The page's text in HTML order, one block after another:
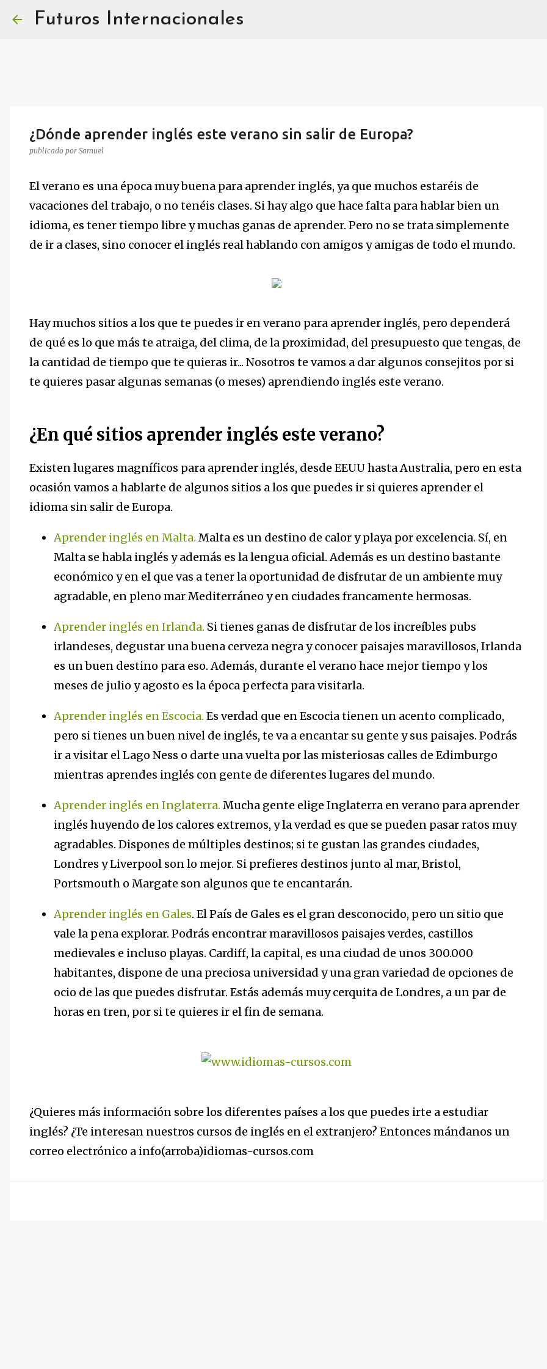
Futuros Internacionales
¿Dónde aprender inglés este verano sin salir de Europa?
publicado por Samuel
El verano es una época muy buena para aprender inglés, ya que muchos estaréis de
vacaciones del trabajo, o no tenéis clases. Si hay algo que hace falta para hablar bien un
idioma, es tener tiempo libre y muchas ganas de aprender. Pero no se trata simplemente
de ir a clases, sino conocer el inglés real hablando con amigos y amigas de todo el mundo.
Hay muchos sitios a los que te puedes ir en verano para aprender inglés, pero dependerá
de qué es lo que más te atraiga, del clima, de la proximidad, del presupuesto que tengas, de
la cantidad de tiempo que te quieras ir... Nosotros te vamos a dar algunos consejitos por si
te quieres pasar algunas semanas (o meses) aprendiendo inglés este verano.
¿En qué sitios aprender inglés este verano?
Existen lugares magníficos para aprender inglés, desde EEUU hasta Australia, pero en esta
ocasión vamos a hablarte de algunos sitios a los que puedes ir si quieres aprender el
idioma sin salir de Europa.
Aprender inglés en Malta. Malta es un destino de calor y playa por excelencia. Sí, en
Malta se habla inglés y además es la lengua oficial. Además es un destino bastante
económico y en el que vas a tener la oportunidad de disfrutar de un ambiente muy
agradable, en pleno mar Mediterráneo y en ciudades francamente hermosas.
Aprender inglés en Irlanda. Si tienes ganas de disfrutar de los increíbles pubs
irlandeses, degustar una buena cerveza negra y conocer paisajes maravillosos, Irlanda
es un buen destino para eso. Además, durante el verano hace mejor tiempo y los
meses de julio y agosto es la época perfecta para visitarla.
Aprender inglés en Escocia. Es verdad que en Escocia tienen un acento complicado,
pero si tienes un buen nivel de inglés, te va a encantar su gente y sus paisajes. Podrás
ir a visitar el Lago Ness o darte una vuelta por las misteriosas calles de Edimburgo
mientras aprendes inglés con gente de diferentes lugares del mundo.
Aprender inglés en Inglaterra. Mucha gente elige Inglaterra en verano para aprender
inglés huyendo de los calores extremos, y la verdad es que se pueden pasar ratos muy
agradables. Dispones de múltiples destinos; si te gustan las grandes ciudades,
Londres y Liverpool son lo mejor. Si prefieres destinos junto al mar, Bristol,
Portsmouth o Margate son algunos que te encantarán.
Aprender inglés en Gales. El País de Gales es el gran desconocido, pero un sitio que
vale la pena explorar. Podrás encontrar maravillosos paisajes verdes, castillos
medievales e incluso playas. Cardiff, la capital, es una ciudad de unos 300.000
habitantes, dispone de una preciosa universidad y una gran variedad de opciones de
ocio de las que puedes disfrutar. Estás además muy cerquita de Londres, a un par de
horas en tren, por si te quieres ir el fin de semana.
¿Quieres más información sobre los diferentes países a los que puedes irte a estudiar
inglés? ¿Te interesan nuestros cursos de inglés en el extranjero? Entonces mándanos un
correo electrónico a info(arroba)idiomas-cursos.com